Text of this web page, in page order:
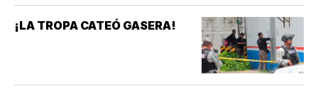
¡LA TROPA CATEÓ GASERA!